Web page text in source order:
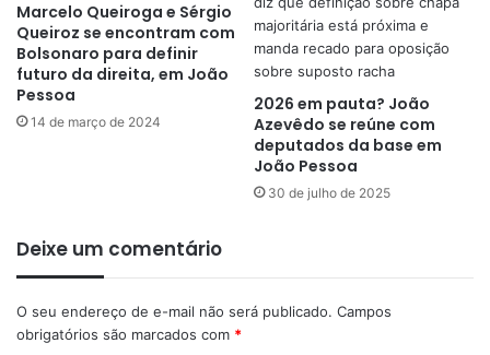
Marcelo Queiroga e Sérgio
Queiroz se encontram com
Bolsonaro para definir
futuro da direita, em João
Pessoa
14 de março de 2024
2026 em pauta? João
Azevêdo se reúne com
deputados da base em
João Pessoa
30 de julho de 2025
Deixe um comentário
O seu endereço de e-mail não será publicado. Campos
obrigatórios são marcados com *